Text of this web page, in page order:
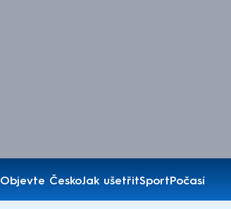
Objevte ČeskoJak ušetřitSportPočasí